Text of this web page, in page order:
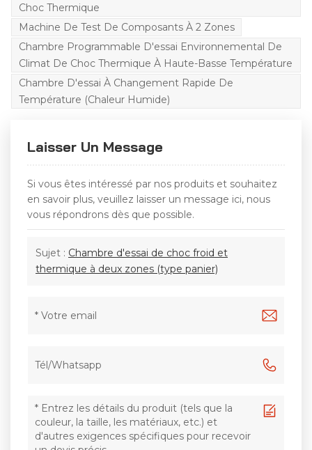
Choc Thermique
Machine De Test De Composants À 2 Zones
Chambre Programmable D'essai Environnemental De
Climat De Choc Thermique À Haute-Basse Température
Chambre D'essai À Changement Rapide De
Température (chaleur Humide)
Laisser Un Message
Si vous êtes intéressé par nos produits et souhaitez
en savoir plus, veuillez laisser un message ici, nous
vous répondrons dès que possible.
Sujet : Chambre d'essai de choc froid et
thermique à deux zones (type panier)